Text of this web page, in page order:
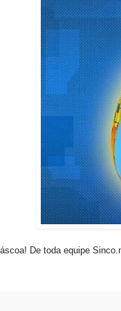
De toda equipe